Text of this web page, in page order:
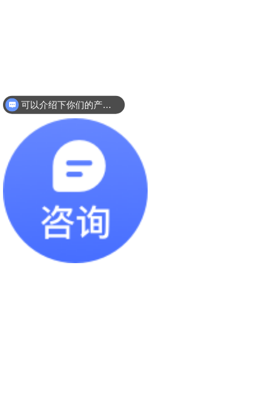
可以介绍下你们的产品么